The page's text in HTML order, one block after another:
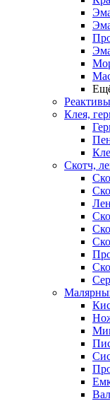
Реактивы
Клея,
Скотч,